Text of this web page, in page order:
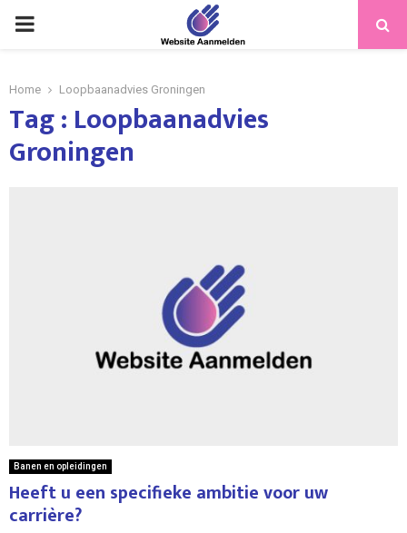
PRIMARY
Home Loopbaanadvies Groningen
Tag : Loopbaanadvies
Groningen
Banen en opleidingen
Heeft u een specifieke ambitie voor uw
carrière?